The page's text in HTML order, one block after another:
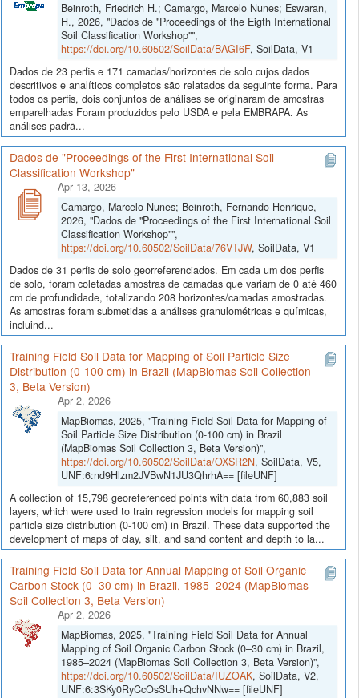
Beinroth, Friedrich H.; Camargo, Marcelo Nunes; Eswaran,
H., 2026, "Dados de "Proceedings of the Eigth International
Soil Classification Workshop"",
https://doi.org/10.60502/SoilData/BAGI6F, SoilData, V1
Dados de 23 perfis e 171 camadas/horizontes de solo cujos dados
descritivos e analíticos completos são relatados da seguinte forma. Para
todos os perfis, dois conjuntos de análises se originaram de amostras
emparelhadas Foram produzidos pelo USDA e pela EMBRAPA. As
análises padrã...
Dados de "Proceedings of the First International Soil
Classification Workshop"
Apr 13, 2026
Camargo, Marcelo Nunes; Beinroth, Fernando Henrique,
2026, "Dados de "Proceedings of the First International Soil
Classification Workshop"",
https://doi.org/10.60502/SoilData/76VTJW, SoilData, V1
Dados de 31 perfis de solo georreferenciados. Em cada um dos perfis
de solo, foram coletadas amostras de camadas que variam de 0 até 460
cm de profundidade, totalizando 208 horizontes/camadas amostradas.
As amostras foram submetidas a análises granulométricas e químicas,
incluind...
Training Field Soil Data for Mapping of Soil Particle Size
Distribution (0-100 cm) in Brazil (MapBiomas Soil Collection
3, Beta Version)
Apr 2, 2026
MapBiomas, 2025, "Training Field Soil Data for Mapping of
Soil Particle Size Distribution (0-100 cm) in Brazil
(MapBiomas Soil Collection 3, Beta Version)",
https://doi.org/10.60502/SoilData/OXSR2N, SoilData, V5,
UNF:6:nd9Hlzm2JVBwN1JU3QhrhA== [fileUNF]
A collection of 15,798 georeferenced points with data from 60,883 soil
layers, which were used to train regression models for mapping soil
particle size distribution (0-100 cm) in Brazil. These data supported the
development of maps of clay, silt, and sand content and depth to la...
Training Field Soil Data for Annual Mapping of Soil Organic
Carbon Stock (0–30 cm) in Brazil, 1985–2024 (MapBiomas
Soil Collection 3, Beta Version)
Apr 2, 2026
MapBiomas, 2025, "Training Field Soil Data for Annual
Mapping of Soil Organic Carbon Stock (0–30 cm) in Brazil,
1985–2024 (MapBiomas Soil Collection 3, Beta Version)",
https://doi.org/10.60502/SoilData/IUZOAK, SoilData, V2,
UNF:6:3SKy0RyCcOsSUh+QchvNNw== [fileUNF]